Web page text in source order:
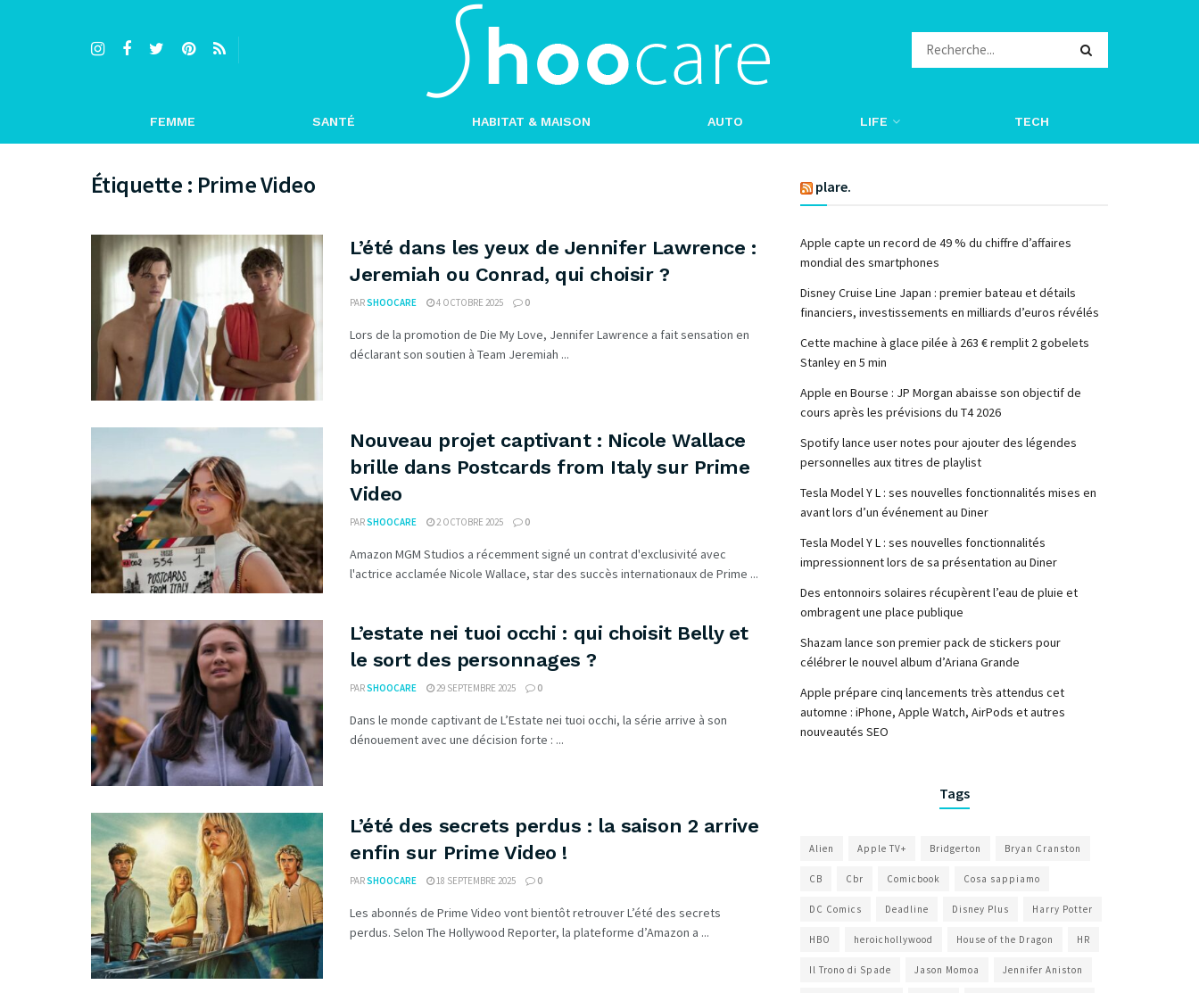
FEMME SANTÉ HABITAT & MAISON AUTO LIFE TECH
Étiquette : Prime Video
L’été dans les yeux de Jennifer Lawrence :
Jeremiah ou Conrad, qui choisir ?
PARSHOOCARE 4 OCTOBRE 2025 0
Lors de la promotion de Die My Love, Jennifer Lawrence a fait sensation en
déclarant son soutien à Team Jeremiah ...
Nouveau projet captivant : Nicole Wallace
brille dans Postcards from Italy sur Prime
Video
PARSHOOCARE 2 OCTOBRE 2025 0
Amazon MGM Studios a récemment signé un contrat d'exclusivité avec
l'actrice acclamée Nicole Wallace, star des succès internationaux de Prime ...
L’estate nei tuoi occhi : qui choisit Belly et
le sort des personnages ?
PARSHOOCARE 29 SEPTEMBRE 2025 0
Dans le monde captivant de L’Estate nei tuoi occhi, la série arrive à son
dénouement avec une décision forte : ...
L’été des secrets perdus : la saison 2 arrive
enfin sur Prime Video !
PARSHOOCARE 18 SEPTEMBRE 2025 0
Les abonnés de Prime Video vont bientôt retrouver L’été des secrets
perdus. Selon The Hollywood Reporter, la plateforme d’Amazon a ...
plare.
Apple capte un record de 49 % du chiffre d’affaires
mondial des smartphones
Disney Cruise Line Japan : premier bateau et détails
financiers, investissements en milliards d’euros révélés
Cette machine à glace pilée à 263 € remplit 2 gobelets
Stanley en 5 min
Apple en Bourse : JP Morgan abaisse son objectif de
cours après les prévisions du T4 2026
Spotify lance user notes pour ajouter des légendes
personnelles aux titres de playlist
Tesla Model Y L : ses nouvelles fonctionnalités mises en
avant lors d’un événement au Diner
Tesla Model Y L : ses nouvelles fonctionnalités
impressionnent lors de sa présentation au Diner
Des entonnoirs solaires récupèrent l’eau de pluie et
ombragent une place publique
Shazam lance son premier pack de stickers pour
célébrer le nouvel album d’Ariana Grande
Apple prépare cinq lancements très attendus cet
automne : iPhone, Apple Watch, AirPods et autres
nouveautés SEO
Tags
Alien Apple TV+ Bridgerton Bryan Cranston
CB Cbr Comicbook Cosa sappiamo
DC Comics Deadline Disney Plus Harry Potter
HBO heroichollywood House of the Dragon HR
Il Trono di Spade Jason Momoa Jennifer Aniston